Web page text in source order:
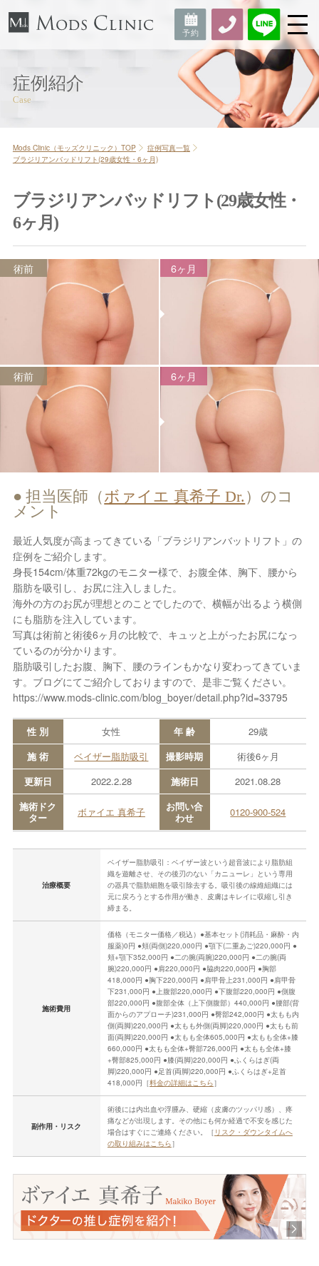
症例紹介
Mods Clinic（モッズクリニック）TOP
症例写真一覧
ブラジリアンバッドリフト(29歳女性・6ヶ月)
ブラジリアンバッドリフト(29歳女性・
6ヶ月)
術前 6ヶ月
術前 6ヶ月
担当医師（ボァイエ 真希子 Dr. ）のコ
メント
最近人気度が高まってきている「ブラジリアンバットリフト」の
症例をご紹介します。
身長154cm/体重72kgのモニター様で、お腹全体、胸下、腰から
脂肪を吸引し、お尻に注入しました。
海外の方のお尻が理想とのことでしたので、横幅が出るよう横側
にも脂肪を注入しています。
写真は術前と術後6ヶ月の比較で、キュッと上がったお尻になっ
ているのが分かります。
脂肪吸引したお腹、胸下、腰のラインもかなり変わってきていま
す。ブログにてご紹介しておりますので、是非ご覧ください。
https://www.mods-clinic.com/blog_boyer/detail.php?id=33795
性 別 女性 年 齢
29歳
施 術
ベイザー脂肪吸引 撮影時期
術後6ヶ月
更新日
2022.2.28 施術日
2021.08.28
施術ドク
ター
ボァイエ 真希子
お問い合
わせ
0120-900-524
治療概要
ベイザー脂肪吸引：ベイザー波という超音波により脂肪組
織を遊離させ、その後刃のない「カニューレ」という専用
の器具で脂肪細胞を吸引除去する。吸引後の線維組織には
元に戻ろうとする作用が働き、皮膚はキレイに収縮し引き
締まる。
施術費用
価格（モニター価格／税込）●基本セット(消耗品・麻酔・内
服薬)0円 ●頬(両側)220,000円 ●顎下(二重あご)220,000円 ●
頬+顎下352,000円 ●二の腕(両腕)220,000円 ●二の腕(両
腕)220,000円 ●肩220,000円 ●脇肉220,000円 ●胸部
418,000円 ●胸下220,000円 ●肩甲骨上231,000円 ●肩甲骨
下231,000円 ●上腹部220,000円 ●下腹部220,000円 ●側腹
部220,000円 ●腹部全体（上下側腹部）440,000円 ●腰部(背
面からのアプローチ)231,000円 ●臀部242,000円 ●太もも内
側(両脚)220,000円 ●太もも外側(両脚)220,000円 ●太もも前
面(両脚)220,000円 ●太もも全体605,000円 ●太もも全体+膝
660,000円 ●太もも全体+臀部726,000円 ●太もも全体+膝
+臀部825,000円 ●膝(両脚)220,000円 ●ふくらはぎ(両
脚)220,000円 ●足首(両脚)220,000円 ●ふくらはぎ+足首
418,000円［料金の詳細はこちら］
副作用・リスク
術後には内出血や浮腫み、硬縮（皮膚のツッパリ感）、疼
痛などが出現します。その他にも何か経過で不安を感じた
場合はすぐにご連絡ください。［ リスク・ダウンタイムへ
の取り組みはこちら］